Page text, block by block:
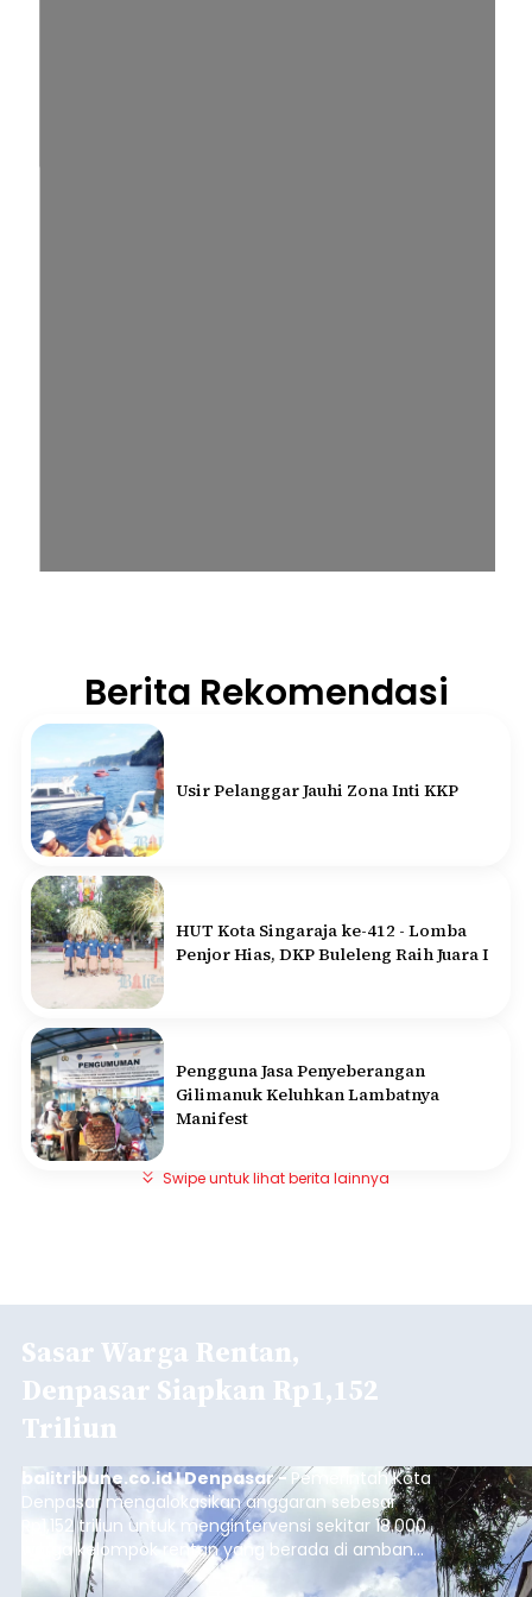
Berita Rekomendasi
Usir Pelanggar Jauhi Zona Inti KKP
HUT Kota Singaraja ke-412 - Lomba
Penjor Hias, DKP Buleleng Raih Juara I
Pengguna Jasa Penyeberangan
Gilimanuk Keluhkan Lambatnya
Manifest
Swipe untuk lihat berita lainnya
Sasar Warga Rentan,
Denpasar Siapkan Rp1,152
Triliun
balitribune.co.id I Denpasar - Pemerintah Kota
Denpasar mengalokasikan anggaran sebesar
Rp1,152 triliun untuk mengintervensi sekitar 18.000
warga kelompok rentan yang berada di ambang
garis kemiskinan. Langkah strategis ini diambil